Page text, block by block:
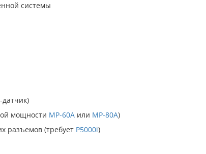
системы
мощности MP-60Aили MP-80A)
разъемов (требует P5000i)